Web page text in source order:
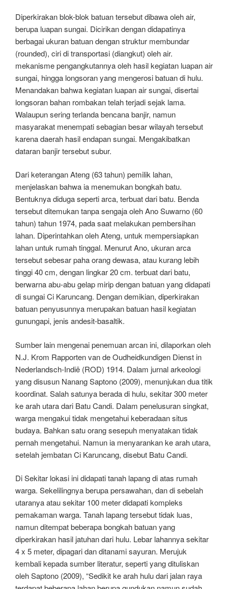
Diperkirakan blok-blok batuan tersebut dibawa oleh air,
berupa luapan sungai. Dicirikan dengan didapatinya
berbagai ukuran batuan dengan struktur membundar
(rounded), ciri di transportasi (diangkut) oleh air.
mekanisme pengangkutannya oleh hasil kegiatan luapan air
sungai, hingga longsoran yang mengerosi batuan di hulu.
Menandakan bahwa kegiatan luapan air sungai, disertai
longsoran bahan rombakan telah terjadi sejak lama.
Walaupun sering terlanda bencana banjir, namun
masyarakat menempati sebagian besar wilayah tersebut
karena daerah hasil endapan sungai. Mengakibatkan
dataran banjir tersebut subur.
Dari keterangan Ateng (63 tahun) pemilik lahan,
menjelaskan bahwa ia menemukan bongkah batu.
Bentuknya diduga seperti arca, terbuat dari batu. Benda
tersebut ditemukan tanpa sengaja oleh Ano Suwarno (60
tahun) tahun 1974, pada saat melakukan pembersihan
lahan. Diperintahkan oleh Ateng, untuk mempersiapkan
lahan untuk rumah tinggal. Menurut Ano, ukuran arca
tersebut sebesar paha orang dewasa, atau kurang lebih
tinggi 40 cm, dengan lingkar 20 cm. terbuat dari batu,
berwarna abu-abu gelap mirip dengan batuan yang didapati
di sungai Ci Karuncang. Dengan demikian, diperkirakan
batuan penyusunnya merupakan batuan hasil kegiatan
gunungapi, jenis andesit-basaltik.
Sumber lain mengenai penemuan arcan ini, dilaporkan oleh
N.J. Krom Rapporten van de Oudheidkundigen Dienst in
Nederlandsch-Indië (ROD) 1914. Dalam jurnal arkeologi
yang disusun Nanang Saptono (2009), menunjukan dua titik
koordinat. Salah satunya berada di hulu, sekitar 300 meter
ke arah utara dari Batu Candi. Dalam penelusuran singkat,
warga mengakui tidak mengetahui keberadaan situs
budaya. Bahkan satu orang sesepuh menyatakan tidak
pernah mengetahui. Namun ia menyarankan ke arah utara,
setelah jembatan Ci Karuncang, disebut Batu Candi.
Di Sekitar lokasi ini didapati tanah lapang di atas rumah
warga. Sekelilingnya berupa persawahan, dan di sebelah
utaranya atau sekitar 100 meter didapati kompleks
pemakaman warga. Tanah lapang tersebut tidak luas,
namun ditempat beberapa bongkah batuan yang
diperkirakan hasil jatuhan dari hulu. Lebar lahannya sekitar
4 x 5 meter, dipagari dan ditanami sayuran. Merujuk
kembali kepada sumber literatur, seperti yang dituliskan
oleh Saptono (2009), “Sedikit ke arah hulu dari jalan raya